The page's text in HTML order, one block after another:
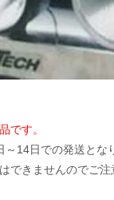
です。
14日での発送とな
できませんのでご注